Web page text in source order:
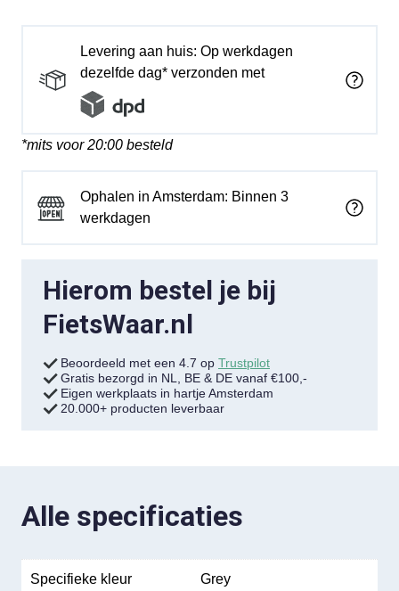
aantal
Levering aan huis: Op werkdagen
dezelfde dag* verzonden met
*mits voor 20:00 besteld
Ophalen in Amsterdam: Binnen 3
werkdagen
Hierom bestel je bij
FietsWaar.nl
Beoordeeld met een 4.7 op Trustpilot
Gratis bezorgd in NL, BE & DE vanaf €100,-
Eigen werkplaats in hartje Amsterdam
20.000+ producten leverbaar
Alle specificaties
Specifieke kleur Grey